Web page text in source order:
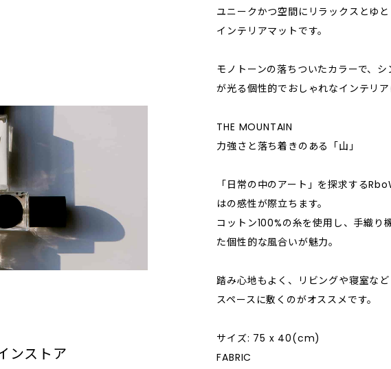
かな活性水 素とミネラルで肌トラブル
を改善し透明感のある肌へ導きます。
ンストア
ユニークかつ空間にリラックスとゆ
インテリアマットです。
モノトーンの落ちついたカラーで、
が光る個性的でおしゃれなインテリア
THE MOUNTAIN
力強さと落ち着きのある「山」
「日常の中のアート」を探求する
はの感性が際立ちます。
コットン100%の糸を使用し、手織り
た個性的な風合いが魅力。
踏み心地もよく、リビングや寝室な
スペースに敷くのがオススメです。
サイズ: 75 x 40(cm)
FABRIC